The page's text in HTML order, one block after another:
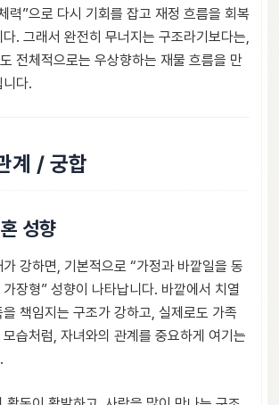
력”으로 다시 기회를 잡고 재정 흐름을 회복
. 그래서 완전히 무너지는 구조라기보다는,
전체적으로는 우상향하는 재물 흐름을 만
다.
계 / 궁합
성향
강하면, 기본적으로 “가정과 바깥일을 동
장형” 성향이 나타납니다. 바깥에서 치열
책임지는 구조가 강하고, 실제로도 가족
습처럼, 자녀와의 관계를 중요하게 여기는